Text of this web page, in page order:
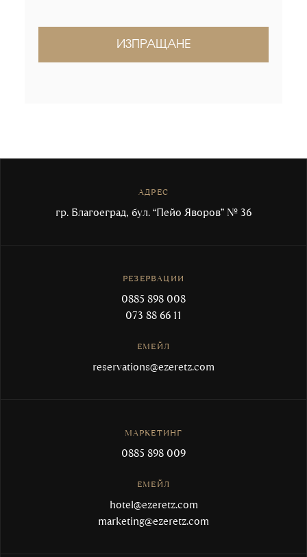
АДРЕС
гр. Благоеград, бул. “Пейо Яворов” № 36
РЕЗЕРВАЦИИ
0885 898 008
073 88 66 11
ЕМЕЙЛ
reservations@ezeretz.com
МАРКЕТИНГ
0885 898 009
ЕМЕЙЛ
hotel@ezeretz.com
marketing@ezeretz.com